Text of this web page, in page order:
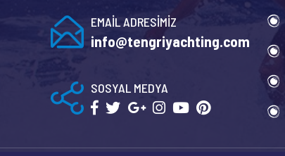
EMAİL ADRESİMİZ
info@tengriyachting.com
SOSYAL MEDYA